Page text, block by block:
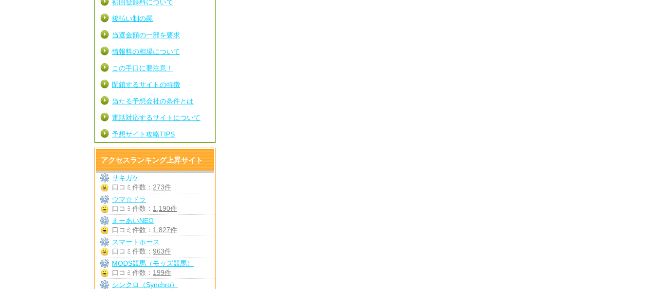
初回登録料について
後払い制の罠
当選金額の一部を要求
情報料の相場について
この手口に要注意！
閉鎖するサイトの特徴
当たる予想会社の条件とは
電話対応するサイトについて
予想サイト攻略TIPS
アクセスランキング上昇サイト
サキガケ
口コミ件数： 273件
ウマ☆ドラ
口コミ件数： 1,190件
えーあいNEO
口コミ件数： 1,827件
スマートホース
口コミ件数： 963件
MODS競馬（モッズ競馬）
口コミ件数： 199件
シンクロ（Synchro）